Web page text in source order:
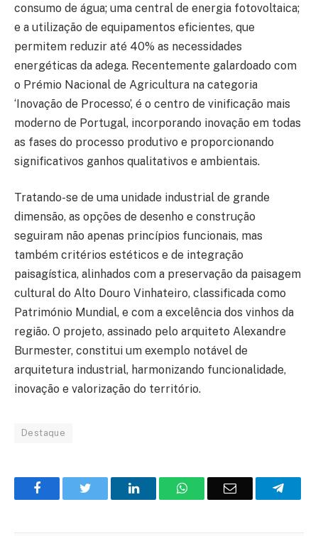
consumo de água; uma central de energia fotovoltaica;
e a utilização de equipamentos eficientes, que
permitem reduzir até 40% as necessidades
energéticas da adega. Recentemente galardoado com
o Prémio Nacional de Agricultura na categoria
‘Inovação de Processo’, é o centro de vinificação mais
moderno de Portugal, incorporando inovação em todas
as fases do processo produtivo e proporcionando
significativos ganhos qualitativos e ambientais.
Tratando-se de uma unidade industrial de grande
dimensão, as opções de desenho e construção
seguiram não apenas princípios funcionais, mas
também critérios estéticos e de integração
paisagística, alinhados com a preservação da paisagem
cultural do Alto Douro Vinhateiro, classificada como
Património Mundial, e com a excelência dos vinhos da
região. O projeto, assinado pelo arquiteto Alexandre
Burmester, constitui um exemplo notável de
arquitetura industrial, harmonizando funcionalidade,
inovação e valorização do território.
Destaque
FacebookTwitter
O
WhatsAppE-